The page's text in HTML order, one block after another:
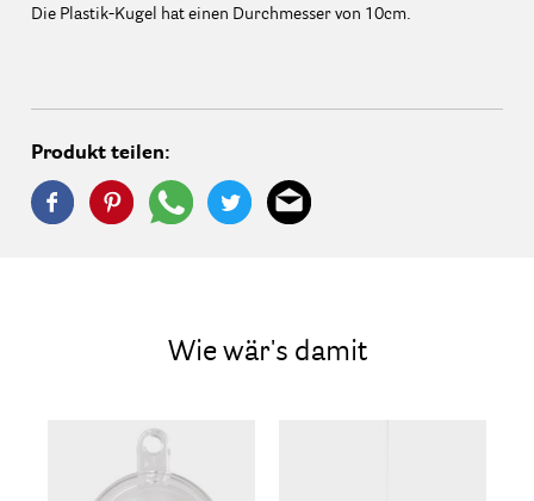
Die Plastik-Kugel hat einen Durchmesser von 10cm.
Produkt teilen:
Wie wär's damit